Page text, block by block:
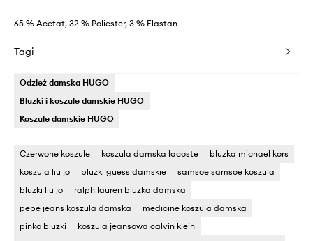
65 % Acetat, 32 % Poliester, 3 % Elastan
Tagi
Odzież damska HUGO
Bluzki i koszule damskie HUGO
Koszule damskie HUGO
Czerwone koszule koszula damska lacoste
bluzka michael kors
koszula liu jo
bluzki guess damskie
samsoe samsoe koszula
bluzki liu jo
ralph lauren bluzka damska
pepe jeans koszula damska
medicine koszula damska
pinko bluzki
koszula jeansowa calvin klein